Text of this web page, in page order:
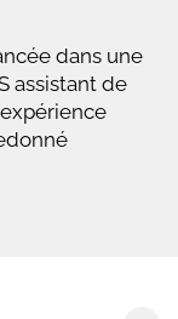
dans une
assistant de